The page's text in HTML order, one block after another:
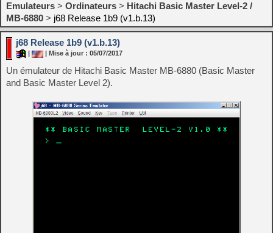
Emulateurs > Ordinateurs > Hitachi Basic Master Level-2 /
MB-6880 > j68 Release 1b9 (v1.b.13)
j68 Release 1b9 (v1.b.13)
| Mise à jour : 05/07/2017
Un émulateur de Hitachi Basic Master MB-6880 (Basic Master
and Basic Master Level 2).